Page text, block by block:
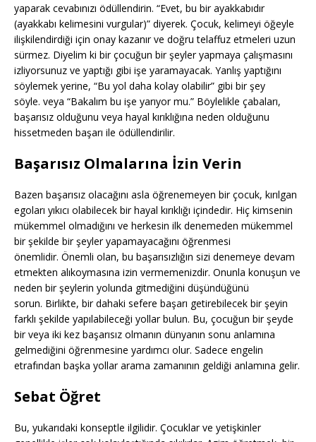
yaparak cevabınızı ödüllendirin. “Evet, bu bir ayakkabıdır
(ayakkabı kelimesini vurgular)” diyerek. Çocuk, kelimeyi öğeyle
ilişkilendirdiği için onay kazanır ve doğru telaffuz etmeleri uzun
sürmez. Diyelim ki bir çocuğun bir şeyler yapmaya çalışmasını
izliyorsunuz ve yaptığı gibi işe yaramayacak. Yanlış yaptığını
söylemek yerine, “Bu yol daha kolay olabilir” gibi bir şey
söyle. veya “Bakalım bu işe yarıyor mu.” Böylelikle çabaları,
başarısız olduğunu veya hayal kırıklığına neden olduğunu
hissetmeden başarı ile ödüllendirilir.
Başarısız Olmalarına İzin Verin
Bazen başarısız olacağını asla öğrenemeyen bir çocuk, kırılgan
egoları yıkıcı olabilecek bir hayal kırıklığı içindedir. Hiç kimsenin
mükemmel olmadığını ve herkesin ilk denemeden mükemmel
bir şekilde bir şeyler yapamayacağını öğrenmesi
önemlidir. Önemli olan, bu başarısızlığın sizi denemeye devam
etmekten alıkoymasına izin vermemenizdir. Onunla konuşun ve
neden bir şeylerin yolunda gitmediğini düşündüğünü
sorun. Birlikte, bir dahaki sefere başarı getirebilecek bir şeyin
farklı şekilde yapılabileceği yollar bulun. Bu, çocuğun bir şeyde
bir veya iki kez başarısız olmanın dünyanın sonu anlamına
gelmediğini öğrenmesine yardımcı olur. Sadece engelin
etrafından başka yollar arama zamanının geldiği anlamına gelir.
Sebat Öğret
Bu, yukarıdaki konseptle ilgilidir. Çocuklar ve yetişkinler